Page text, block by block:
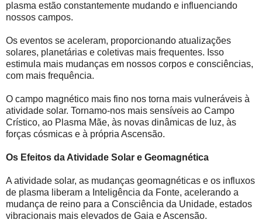
plasma estão constantemente mudando e influenciando
nossos campos.
Os eventos se aceleram, proporcionando atualizações
solares, planetárias e coletivas mais frequentes. Isso
estimula mais mudanças em nossos corpos e consciências,
com mais frequência.
O campo magnético mais fino nos torna mais vulneráveis ​​à
atividade solar. Tornamo-nos mais sensíveis ao Campo
Crístico, ao Plasma Mãe, às novas dinâmicas de luz, às
forças cósmicas e à própria Ascensão.
Os Efeitos da Atividade Solar e Geomagnética
A atividade solar, as mudanças geomagnéticas e os influxos
de plasma liberam a Inteligência da Fonte, acelerando a
mudança de reino para a Consciência da Unidade, estados
vibracionais mais elevados de Gaia e Ascensão.